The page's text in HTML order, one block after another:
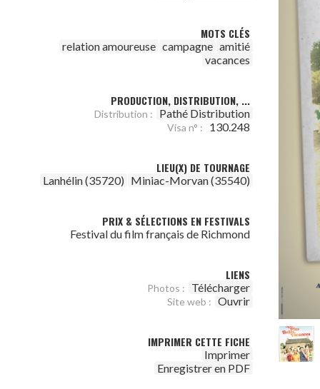
MOTS CLÉS
relation amoureuse campagne amitié
vacances
PRODUCTION, DISTRIBUTION, ...
Distribution : Pathé Distribution
Visa n° : 130.248
LIEU(X) DE TOURNAGE
Lanhélin (35720) Miniac-Morvan (35540)
PRIX & SÉLECTIONS EN FESTIVALS
Festival du film français de Richmond
LIENS
Photos : Télécharger
Site web : Ouvrir
IMPRIMER CETTE FICHE
Imprimer
Enregistrer en PDF